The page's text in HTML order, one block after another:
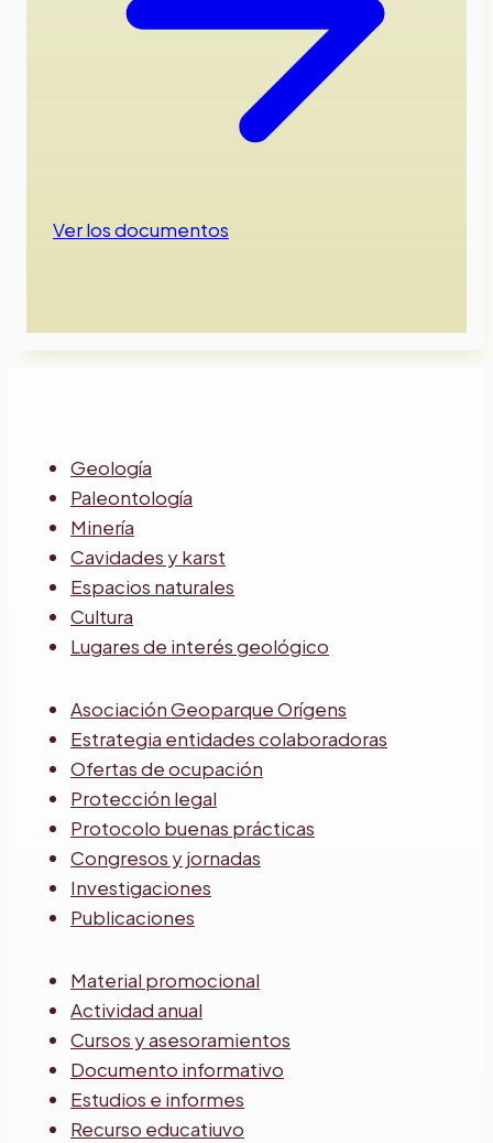
Ver los documentos
Geología
Paleontología
Minería
Cavidades y karst
Espacios naturales
Cultura
Lugares de interés geológico
Asociación Geoparque Orígens
Estrategia entidades colaboradoras
Ofertas de ocupación
Protección legal
Protocolo buenas prácticas
Congresos y jornadas
Investigaciones
Publicaciones
Material promocional
Actividad anual
Cursos y asesoramientos
Documento informativo
Estudios e informes
Recurso educatiuvo